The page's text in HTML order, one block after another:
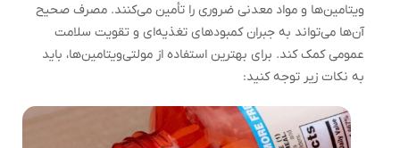
ویتامین‌ها و مواد معدنی ضروری را تأمین می‌کنند. مصرف صحیح
آن‌ها می‌تواند به جبران کمبودهای تغذیه‌ای و تقویت سلامت
عمومی کمک کند. برای بهترین استفاده از مولتی‌ویتامین‌ها، باید
به نکات زیر توجه کنید: